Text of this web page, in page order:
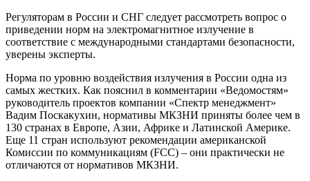
Регуляторам в России и СНГ следует рассмотреть вопрос о
приведении норм на электромагнитное излучение в
соответствие с международными стандартами безопасности,
уверены эксперты.
Норма по уровню воздействия излучения в России одна из
самых жестких. Как пояснил в комментарии «Ведомостям»
руководитель проектов компании «Спектр менеджмент»
Вадим Поскакухин, нормативы МКЗНИ приняты более чем в
130 странах в Европе, Азии, Африке и Латинской Америке.
Еще 11 стран используют рекомендации американской
Комиссии по коммуникациям (FCC) – они практически не
отличаются от нормативов МКЗНИ.